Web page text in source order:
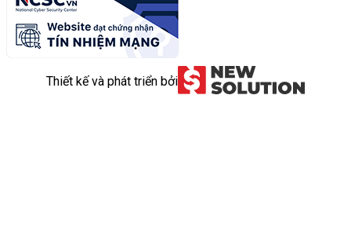
Thiết kế và phát triển bởi